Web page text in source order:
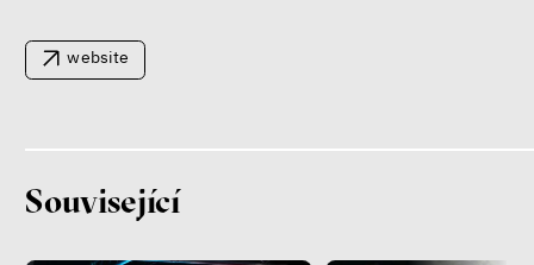
website
Související